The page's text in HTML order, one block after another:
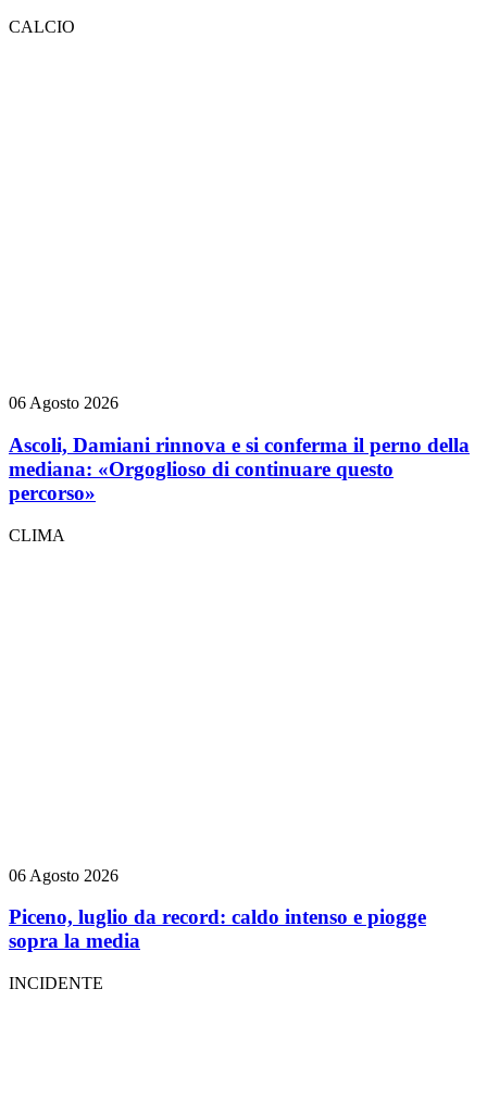
CALCIO
06 Agosto 2026
Ascoli, Damiani rinnova e si conferma il perno della
mediana: «Orgoglioso di continuare questo
percorso»
CLIMA
06 Agosto 2026
Piceno, luglio da record: caldo intenso e piogge
sopra la media
INCIDENTE